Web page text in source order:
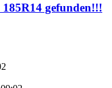
gefunden!!!